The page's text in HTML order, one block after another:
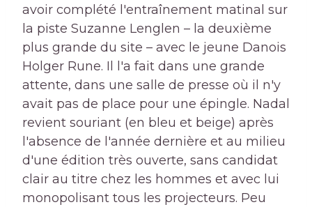
avoir complété l'entraînement matinal sur
la piste Suzanne Lenglen – la deuxième
plus grande du site – avec le jeune Danois
Holger Rune. Il l'a fait dans une grande
attente, dans une salle de presse où il n'y
avait pas de place pour une épingle. Nadal
revient souriant (en bleu et beige) après
l'absence de l'année dernière et au milieu
d'une édition très ouverte, sans candidat
clair au titre chez les hommes et avec lui
monopolisant tous les projecteurs. Peu